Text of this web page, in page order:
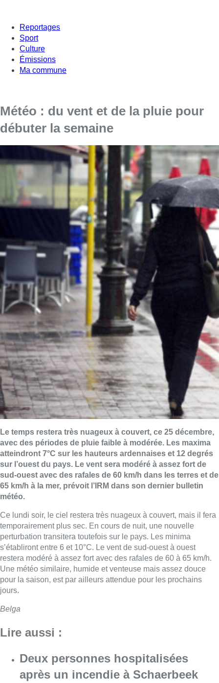
Reportages
Sport
Culture
Émissions
Ma commune
Météo : du vent et de la pluie pour
débuter la semaine
Le temps restera très nuageux à couvert, ce 25 décembre,
avec des périodes de pluie faible à modérée. Les maxima
atteindront 7°C sur les hauteurs ardennaises et 12 degrés
sur l’ouest du pays. Le vent sera modéré à assez fort de
sud-ouest avec des rafales de 60 km/h dans les terres et de
65 km/h à la mer, prévoit l’IRM dans son dernier bulletin
météo.
Ce lundi soir, le ciel restera très nuageux à couvert, mais il fera
temporairement plus sec. En cours de nuit, une nouvelle
perturbation transitera toutefois sur le pays. Les minima
s’établiront entre 6 et 10°C. Le vent de sud-ouest à ouest
restera modéré à assez fort avec des rafales de 60 à 65 km/h.
Une météo similaire, humide et venteuse mais assez douce
pour la saison, est par ailleurs attendue pour les prochains
jours.
Belga
Lire aussi :
Deux personnes hospitalisées
après un incendie à Schaerbeek